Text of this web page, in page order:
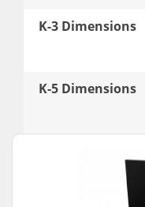
K-3 Dimensions
K-5 Dimensions